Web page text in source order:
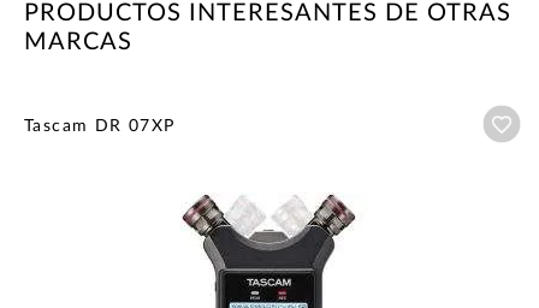
PRODUCTOS INTERESANTES DE OTRAS
MARCAS
Tascam DR 07XP